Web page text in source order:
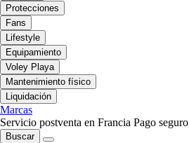
Protecciones
Fans
Lifestyle
Equipamiento
Voley Playa
Mantenimiento físico
Liquidación
Marcas
Servicio postventa en Francia Pago seguro
Buscar